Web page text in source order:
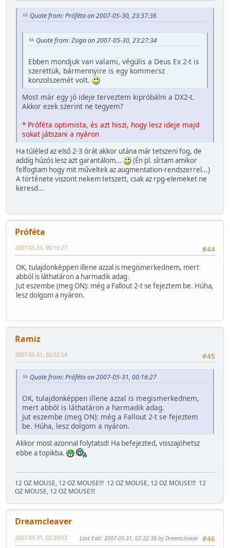
Quote from: Próféta on 2007-05-30, 23:37:36
Quote from: Zsiga on 2007-05-30, 23:27:34
Ebben mondjuk van valami, végülis a Deus Ex 2-t is
szerettük, bármennyire is egy kommersz
konzolszemét volt.
Most már egy jó ideje terveztem kipróbálni a DX2-t.
Akkor ezek szerint ne tegyem?
* Próféta optimista, és azt hiszi, hogy lesz ideje majd
sokat játszani a nyáron
Ha túléled az első 2-3 órát akkor utána már tetszeni fog, de
addig húzós lesz azt garantálom...
(Én pl. sírtam amikor
felfogtam hogy mit műveltek az augmentation-rendszerrel...)
A története viszont nekem tetszett, csak az rpg-elemeket ne
keresd...
Próféta
#44
2007-05-31, 00:16:27
OK, tulajdonképpen illene azzal is megismerkednem, mert
abból is láthatáron a harmadik adag.
Jut eszembe (meg ON): még a Fallout 2-t se fejeztem be. Húha,
lesz dolgom a nyáron.
Ramiz
#45
2007-05-31, 02:02:54
Quote from: Próféta on 2007-05-31, 00:16:27
OK, tulajdonképpen illene azzal is megismerkednem,
mert abból is láthatáron a harmadik adag.
Jut eszembe (meg ON): még a Fallout 2-t se fejeztem
be. Húha, lesz dolgom a nyáron.
Akkor most azonnal folytatsd! Ha befejezted, visszajöhetsz
ebbe a topikba.
12 OZ MOUSE, 12 OZ MOUSE!!! 12 OZ MOUSE, 12 OZ MOUSE!!! 12
OZ MOUSE, 12 OZ MOUSE!!!
Dreamcleaver
#46
2007-05-31, 02:20:52 Last Edit: 2007-05-31, 02:22:38 by Dreamcleaver